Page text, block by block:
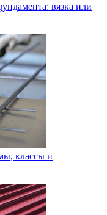
вязка или
классы и